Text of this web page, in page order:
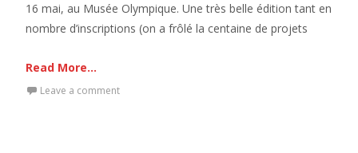
16 mai, au Musée Olympique. Une très belle édition tant en
nombre d’inscriptions (on a frôlé la centaine de projets
Read More...
Leave a comment